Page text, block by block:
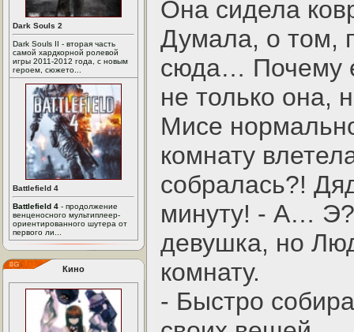
Dark Souls 2
Dark Souls II - вторая часть
самой хардкорной ролевой
игры 2011-2012 года, с новым
героем, сюжето...
Battlefield 4
Battlefield 4 - продолжение
венценосного мультиплеер-
ориентированного шутера от
первого ли...
Кино
Она сидела
Думала, о том,
сюда… Почему
не только она,
Мисе
комнату
собралась?!
минуту! - А… Э?
девушка, но
комнату.
- Быстро